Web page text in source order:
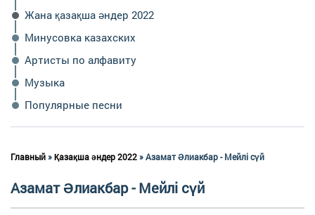
Жана қазақша әндер 2022
Минусовка казахских
Артисты по алфавиту
Музыка
Популярные песни
Главный»Қазақша әндер 2022» Азамат Әлиакбар - Мейлі сүй
Азамат Әлиакбар - Мейлі сүй